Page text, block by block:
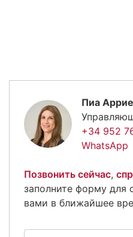
Пиа
+34 952
WhatsApp
Позвонить сейчас,
заполните форму для
вами в ближайшее